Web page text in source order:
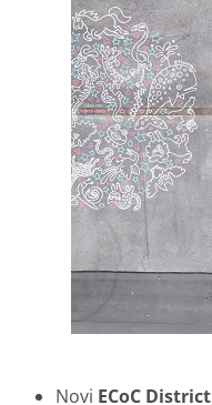
Novi ECoC District